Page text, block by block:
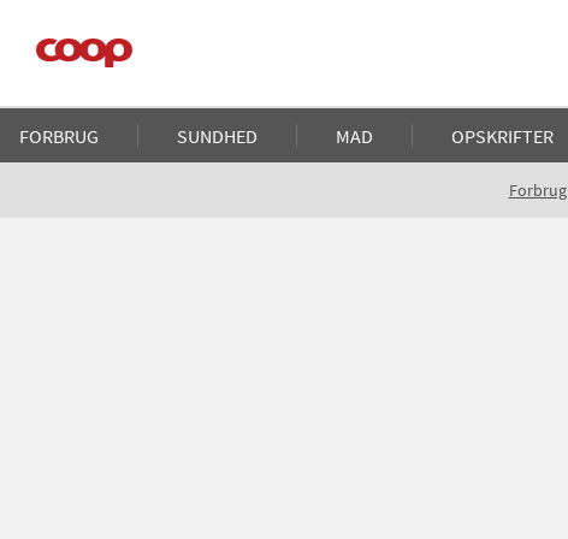
hovedindhold
Main
navigation
FORBRUG SUNDHED MAD OPSKRIFTER
Brødkrumme
Forbrug